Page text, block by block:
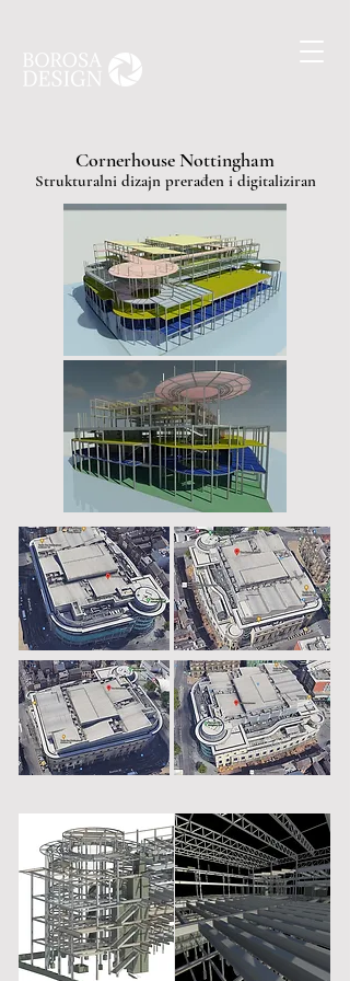
Cornerhouse Nottingham
Strukturalni dizajn prerađen i digitaliziran